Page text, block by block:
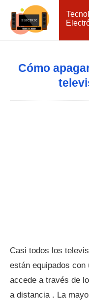
Cómo
Casi todos los
están equipados
accede a través de
a distancia . La